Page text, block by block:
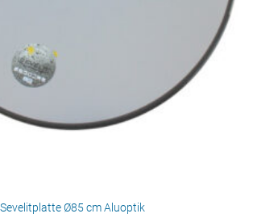
Sevelitplatte Ø85 cm Aluoptik